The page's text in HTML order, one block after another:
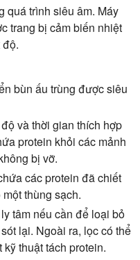
quá trình siêu âm. Máy
trang bị cảm biến nhiệt
bùn ấu trùng được siêu
và thời gian thích hợp
protein khỏi các mảnh
bị vỡ.
các protein đã chiết
thùng sạch.
tâm nếu cần để loại bỏ
lại. Ngoài ra, lọc có thể
thuật tách protein.